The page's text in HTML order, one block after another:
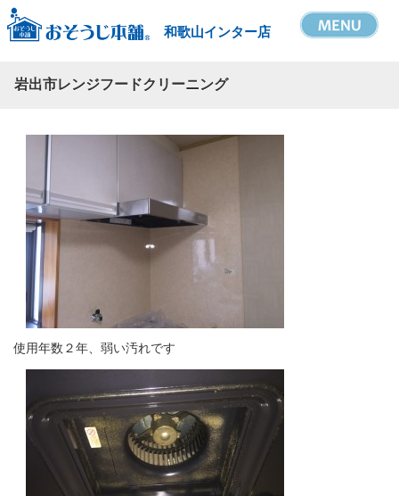
和歌山インター店
岩出市レンジフードクリーニング
使用年数２年、弱い汚れです